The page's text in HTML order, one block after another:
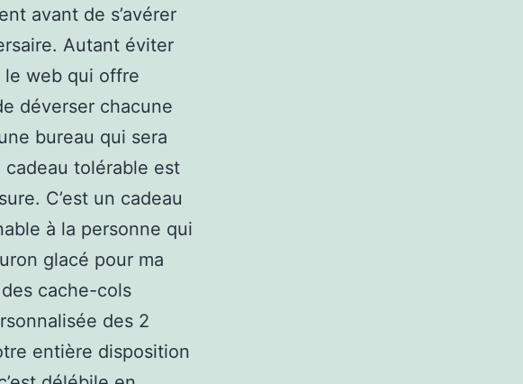
avant de s’avérer
Autant éviter
web qui offre
déverser chacune
bureau qui sera
tolérable est
C’est un cadeau
à la personne qui
glacé pour ma
cache-cols
des 2
entière disposition